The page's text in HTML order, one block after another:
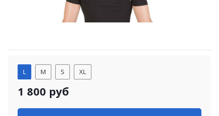
L M S XL
1 800 руб